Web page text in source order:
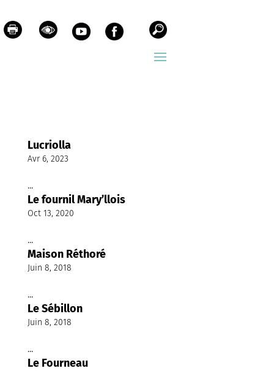
Lucriolla
Avr 6, 2023
...
Le fournil Mary’llois
Oct 13, 2020
...
Maison Réthoré
Juin 8, 2018
...
Le Sébillon
Juin 8, 2018
...
Le Fourneau